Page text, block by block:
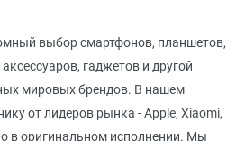
выбор смартфонов, планшетов,
гаджетов и другой
мировых брендов. В нашем
от лидеров рынка - Apple, Xiaomi,
в оригинальном исполнении. Мы